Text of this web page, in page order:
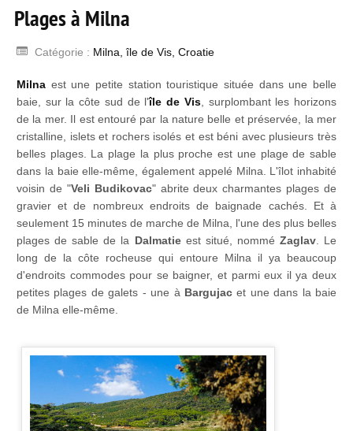
Plages à Milna
Catégorie : Milna, île de Vis, Croatie
Milna est une petite station touristique située dans une belle
baie, sur la côte sud de l'île de Vis, surplombant les horizons
de la mer. Il est entouré par la nature belle et préservée, la mer
cristalline, islets et rochers isolés et est béni avec plusieurs très
belles plages. La plage la plus proche est une plage de sable
dans la baie elle-même, également appelé Milna. L'îlot inhabité
voisin de "Veli Budikovac" abrite deux charmantes plages de
gravier et de nombreux endroits de baignade cachés. Et à
seulement 15 minutes de marche de Milna, l'une des plus belles
plages de sable de la Dalmatieest situé, nommé Zaglav. Le
long de la côte rocheuse qui entoure Milna il ya beaucoup
d'endroits commodes pour se baigner, et parmi eux il ya deux
petites plages de galets - une à Bargujacet une dans la baie
de Milna elle-même.